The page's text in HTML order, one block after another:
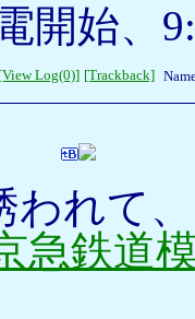
開始、
[View Log(0)] [Trackback]
われて
急鉄道